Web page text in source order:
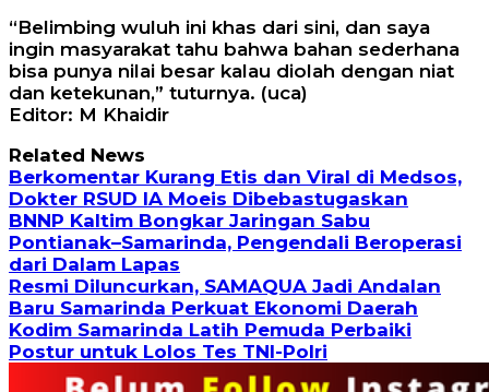
“Belimbing wuluh ini khas dari sini, dan saya
ingin masyarakat tahu bahwa bahan sederhana
bisa punya nilai besar kalau diolah dengan niat
dan ketekunan,” tuturnya. (uca)
Editor: M Khaidir
Related News
Berkomentar Kurang Etis dan Viral di Medsos,
Dokter RSUD IA Moeis Dibebastugaskan
BNNP Kaltim Bongkar Jaringan Sabu
Pontianak–Samarinda, Pengendali Beroperasi
dari Dalam Lapas
Resmi Diluncurkan, SAMAQUA Jadi Andalan
Baru Samarinda Perkuat Ekonomi Daerah
Kodim Samarinda Latih Pemuda Perbaiki
Postur untuk Lolos Tes TNI-Polri